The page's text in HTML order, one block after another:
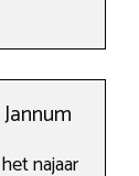
najaar